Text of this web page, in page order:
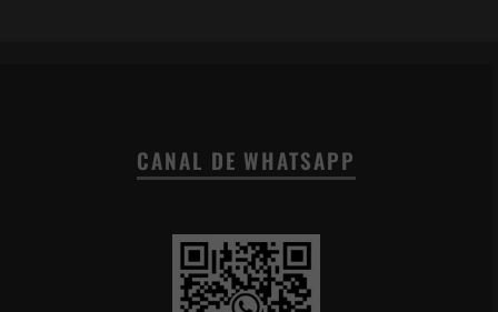
CANAL DE WHATSAPP